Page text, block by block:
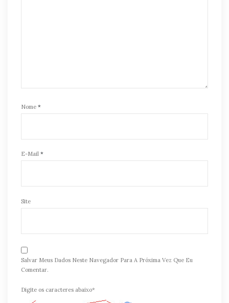
Nome *
E-Mail *
Site
Salvar Meus Dados Neste Navegador Para A Próxima Vez Que Eu
Comentar.
Digite os caracteres abaixo*